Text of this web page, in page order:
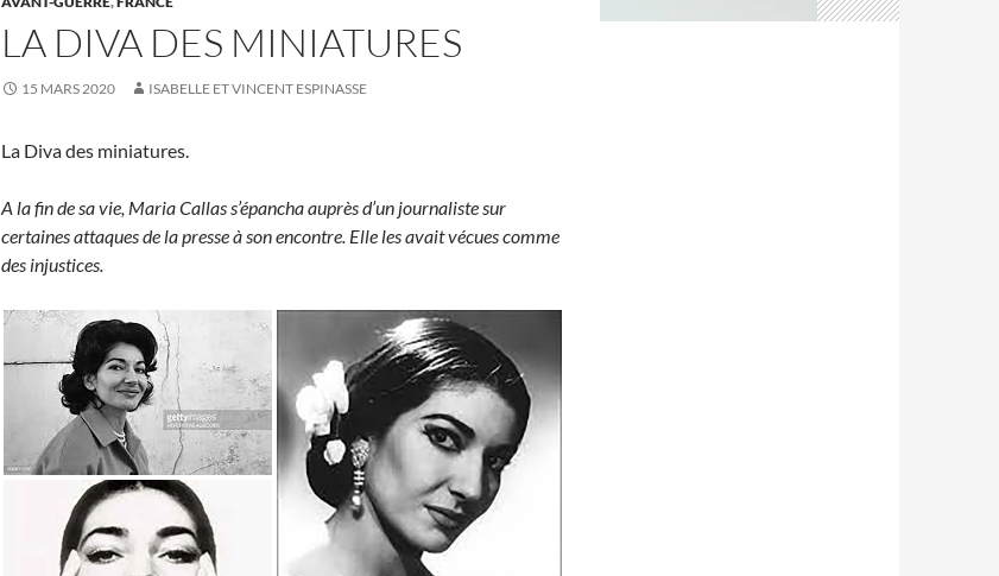
LA DIVA DES MINIATURES
15 MARS 2020 ISABELLE ET VINCENT ESPINASSE
La Diva des miniatures.
A la fin de sa vie, Maria Callas s’épancha auprès d’un journaliste sur
certaines attaques de la presse à son encontre. Elle les avait vécues comme
des injustices.